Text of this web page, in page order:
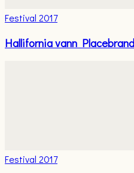
Festival 2017
Hallifornia vann
Festival 2017